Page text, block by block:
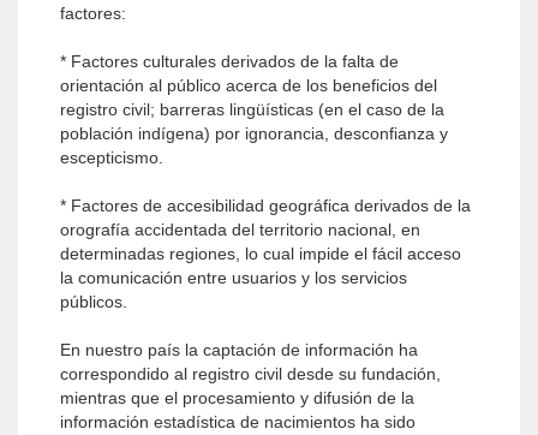
factores:
* Factores culturales derivados de la falta de
orientación al público acerca de los beneficios del
registro civil; barreras lingüísticas (en el caso de la
población indígena) por ignorancia, desconfianza y
escepticismo.
* Factores de accesibilidad geográfica derivados de la
orografía accidentada del territorio nacional, en
determinadas regiones, lo cual impide el fácil acceso
la comunicación entre usuarios y los servicios
públicos.
En nuestro país la captación de información ha
correspondido al registro civil desde su fundación,
mientras que el procesamiento y difusión de la
información estadística de nacimientos ha sido